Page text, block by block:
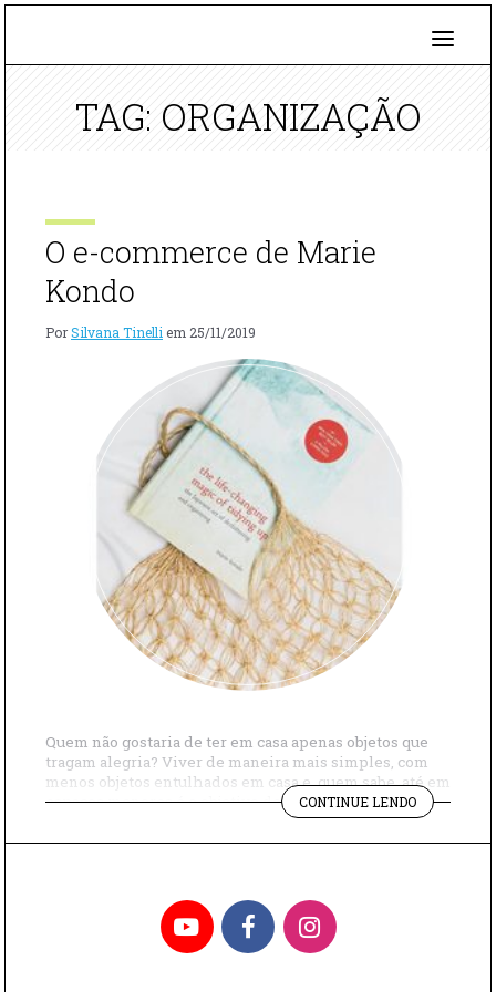
TAG: ORGANIZAÇÃO
O e-commerce de Marie
Kondo
PorSilvana Tinelli em 25/11/2019
Quem não gostaria de ter em casa apenas objetos que
tragam alegria? Viver de maneira mais simples, com
menos objetos entulhados em casa e, quem sabe, até em
espaços menores é o objetivo de muita gente hoje em
dia e isso explica o sucesso da organizadora
profissional Marie Kondo. Esta japonesa de 35 anos é […]
CONTINUE LENDO"O
E-
COMMERCE
YouTubeFacebookInstagram